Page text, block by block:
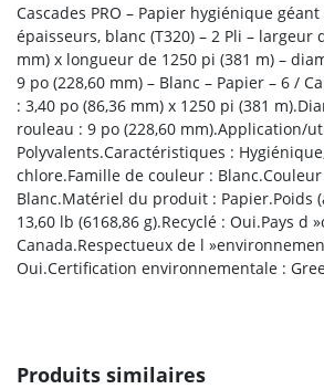
Cascades PRO – Papier hygiénique
épaisseurs, blanc (T320) – 2 Pli – largeur
mm) x longueur de 1250 pi (381 m) –
9 po (228,60 mm) – Blanc – Papier – 6 /
: 3,40 po (86,36 mm) x 1250 pi (381
rouleau : 9 po (228,60 mm).Application/
Polyvalents.Caractéristiques :
chlore.Famille de couleur :
Blanc.Matériel du produit : Papier.Poids
13,60 lb (6168,86 g).Recyclé : Oui.Pays d
Canada.Respectueux de l
Oui.Certification environnementale :
Produits similaires